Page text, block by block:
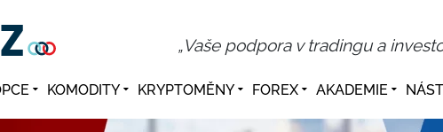
„Vaše podpora v tradingu a
KOMODITY KRYPTOMĚNY FOREX AKADEMIE